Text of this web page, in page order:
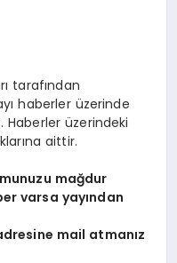
tarafından
haberler üzerinde
üzerindeki
aittir.
mağdur
varsa yayından
mail atmanız